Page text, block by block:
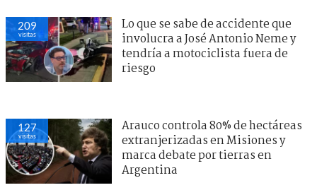
209
visitas
Lo que se sabe de accidente que
involucra a José Antonio Neme y
tendría a motociclista fuera de
riesgo
127
visitas
Arauco controla 80% de hectáreas
extranjerizadas en Misiones y
marca debate por tierras en
Argentina